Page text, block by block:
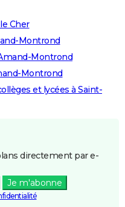
Cher
Montrond
Montrond
Montrond
et lycées à Saint-
directement par e-
Je m'abonne